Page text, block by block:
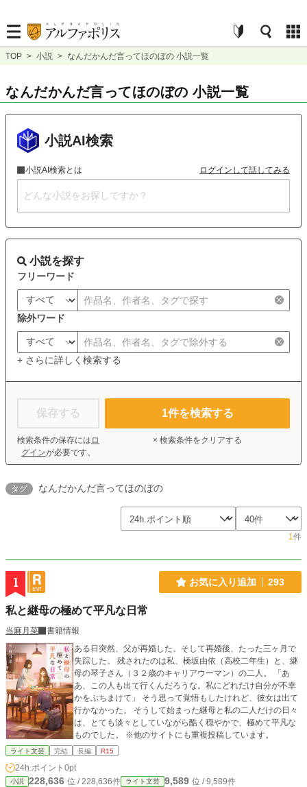
TOP > 小説 > なんだかんだ言ってほのぼの 小説一覧
なんだかんだ言ってほのぼの 小説一覧
小説AI検索
小説AI検索とは ログインして話してみる
小説を探す
フリーワード
除外ワード
+ さらに詳しく検索する
保存する
検索条件の保存には ロ
グインが必要です。
1件を検索する
× 検索条件をクリアする
タグ なんだかんだ言ってほのぼの
1件
1 お気に入り追加 293
私と継母の極めて平凡な日常
当麻月菜
書籍情報
ある日突然、父が再婚した。そして再婚後、たった三ヶ月で
失踪した。 残されたのは私、橋坂由依（高校二年生）と、継
母の琴子さん（３２歳のキャリアウーマン）の二人。 「あ
あ、この人も出て行くんだろうな。私にどれだけ自分が不幸
かをぶちまけて」 そう思って覚悟もしたけれど、彼女は出て
行かなかった。 そうして始まった継母と私の二人だけの日々
は、とても淡々としていながら酷く穏やかで、極めて平凡な
ものでした。 ※他のサイトにも重複投稿しています。
ライト文芸 完結 長編 R15
24h.ポイント 0pt
小説 228,636 位 / 228,636件 ライト文芸 9,589 位 / 9,589件